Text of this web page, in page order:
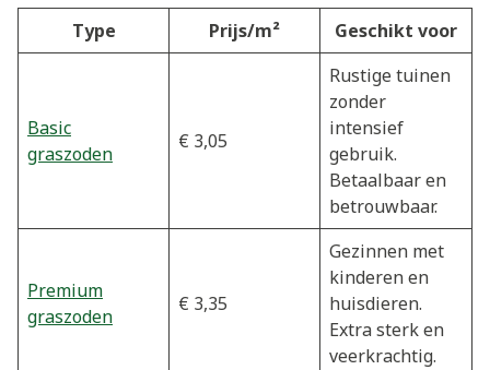
Type Prijs/m² Geschikt voor
Basic
graszoden
€ 3,05
Rustige tuinen
zonder
intensief
gebruik.
Betaalbaar en
betrouwbaar.
Premium
graszoden
€ 3,35
Gezinnen met
kinderen en
huisdieren.
Extra sterk en
veerkrachtig.